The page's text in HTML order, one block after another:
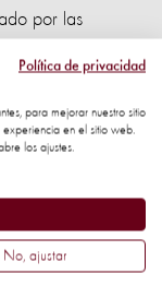
por las
hábitat de los
ayudar a
positivo
de plantas.
Política de privacidad
para mejorar nuestro sitio
en el sitio web.
los ajustes.
No, ajustar